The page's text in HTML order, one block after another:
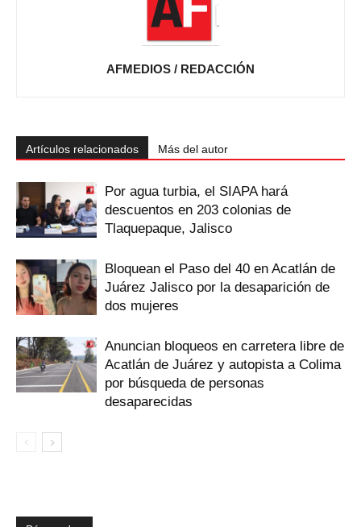
AFMEDIOS / REDACCIÓN
Artículos relacionados Más del autor
Por agua turbia, el SIAPA hará
descuentos en 203 colonias de
Tlaquepaque, Jalisco
Bloquean el Paso del 40 en Acatlán de
Juárez Jalisco por la desaparición de
dos mujeres
Anuncian bloqueos en carretera libre de
Acatlán de Juárez y autopista a Colima
por búsqueda de personas
desaparecidas